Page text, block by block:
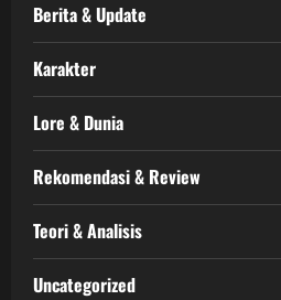
Berita & Update
Karakter
Lore & Dunia
Rekomendasi & Review
Teori & Analisis
Uncategorized